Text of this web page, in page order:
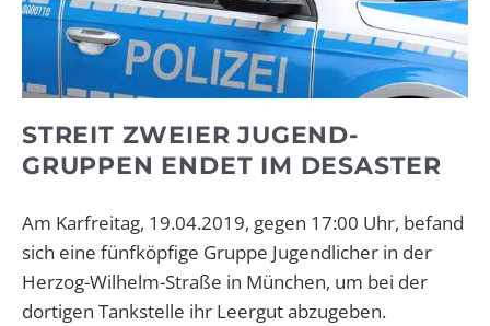
STREIT ZWEIER JUGEND-
GRUPPEN ENDET IM DESASTER
Am Karfreitag, 19.04.2019, gegen 17:00 Uhr, befand
sich eine fünfköpfige Gruppe Jugendlicher in der
Herzog-Wilhelm-Straße in München, um bei der
dortigen Tankstelle ihr Leergut abzugeben.